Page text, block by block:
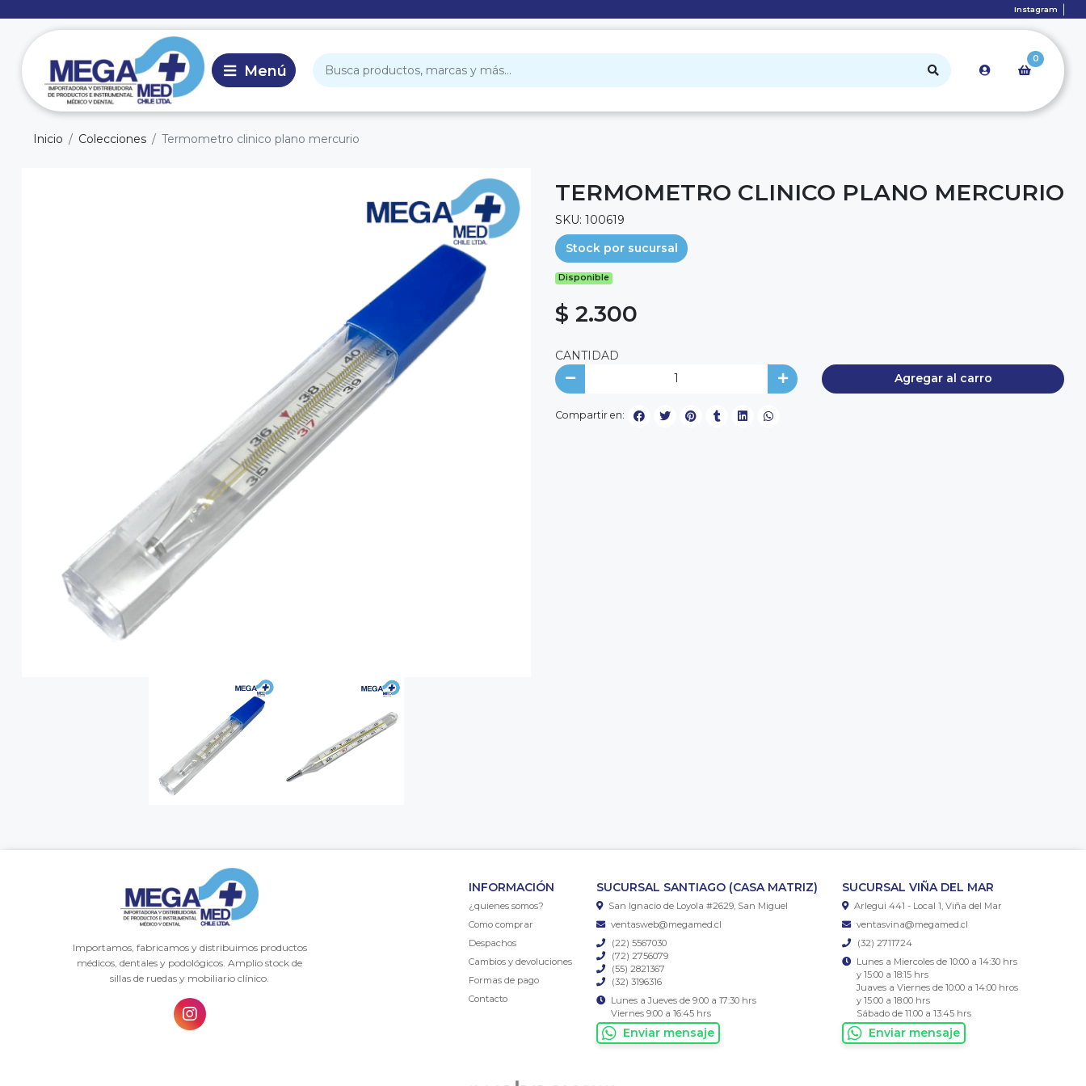
Instagram
0
Inicio Colecciones Termometro clinico plano mercurio
TERMOMETRO CLINICO PLANO MERCURIO
SKU: 100619
Stock por sucursal
Disponible
$ 2.300
CANTIDAD
Agregar al carro
Compartir en:
Importamos, fabricamos y distribuimos productos
médicos, dentales y podológicos. Amplio stock de
sillas de ruedas y mobiliario clínico.
INFORMACIÓN
¿quienes somos?
Como comprar
Despachos
Cambios y devoluciones
Formas de pago
Contacto
SUCURSAL SANTIAGO (CASA MATRIZ)
San Ignacio de Loyola #2629, San Miguel
ventasweb@megamed.cl
(22) 5567030
(72) 2756079
(55) 2821367
(32) 3196316
Lunes a Jueves de 9:00 a 17:30 hrs
Viernes 9:00 a 16:45 hrs
Enviar mensaje
SUCURSAL VIÑA DEL MAR
Arlegui 441 - Local 1, Viña del Mar
ventasvina@megamed.cl
(32) 2711724
Lunes a Miercoles de 10:00 a 14:30 hrs
y 15:00 a 18:15 hrs
Juaves a Viernes de 10:00 a 14:00 hros
y 15:00 a 18:00 hrs
Sábado de 11:00 a 13:45 hrs
Enviar mensaje